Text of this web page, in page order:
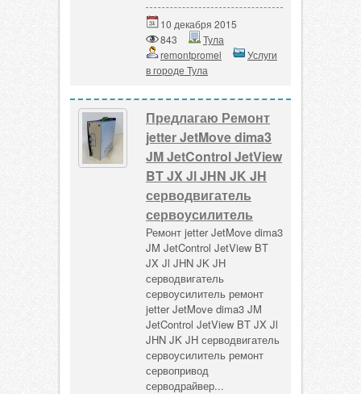
10 декабря 2015
843
Тула
remontpromel
Услуги
в городе Тула
Предлагаю Ремонт
jetter JetMove dima3
JM JetControl JetView
BT JX Jl JHN JK JH
серводвигатель
сервоусилитель
Ремонт jetter JetMove dima3
JM JetControl JetView BT
JX Jl JHN JK JH
серводвигатель
сервоусилитель ремонт
jetter JetMove dima3 JM
JetControl JetView BT JX Jl
JHN JK JH серводвигатель
сервоусилитель ремонт
сервопривод
серводрайвер...